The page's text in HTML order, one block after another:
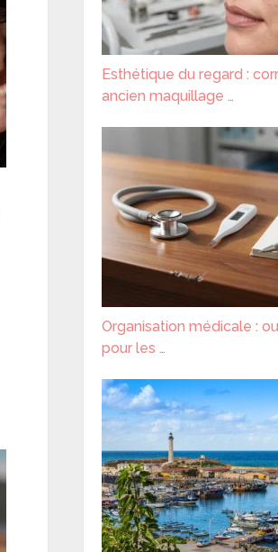
Esthétique du regard :
ancien maquillage …
Organisation médicale :
pour les …